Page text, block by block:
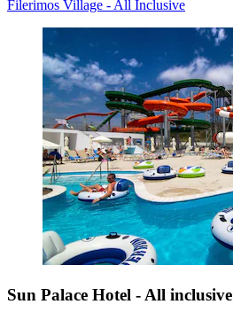
Filerimos Village - All Inclusive
Sun Palace Hotel - All inclusive